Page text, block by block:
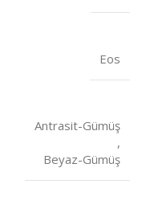
Eos
Antrasit-Gümüş
,
Beyaz-Gümüş